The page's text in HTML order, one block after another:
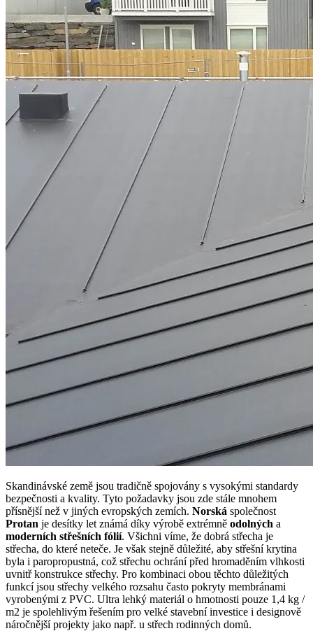
Skandinávské země jsou tradičně spojovány s vysokými standardy
bezpečnosti a kvality. Tyto požadavky jsou zde stále mnohem
přísnější než v jiných evropských zemích. Norská společnost
Protan je desítky let známá díky výrobě extrémně odolných a
moderních střešních fólií. Všichni víme, že dobrá střecha je
střecha, do které neteče. Je však stejně důležité, aby střešní krytina
byla i paropropustná, což střechu ochrání před hromaděním vlhkosti
uvnitř konstrukce střechy. Pro kombinaci obou těchto důležitých
funkcí jsou střechy velkého rozsahu často pokryty membránami
vyrobenými z PVC. Ultra lehký materiál o hmotnosti pouze 1,4 kg /
m2 je spolehlivým řešením pro velké stavební investice i designově
náročnější projekty jako např. u střech rodinných domů.